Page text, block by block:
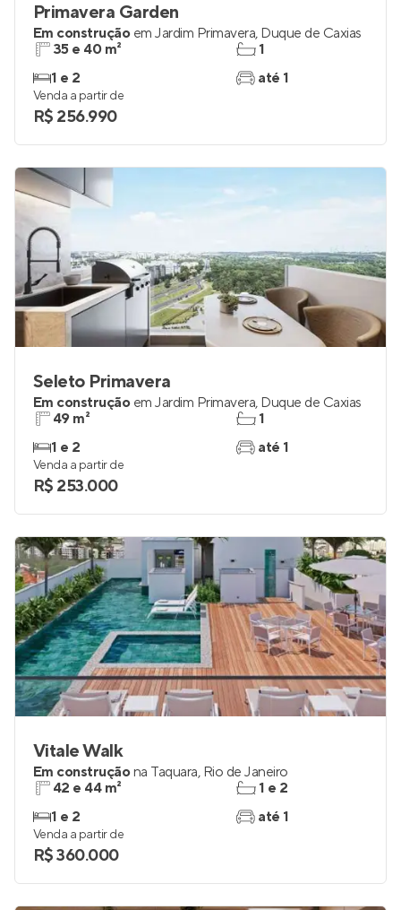
Primavera Garden
Em construção em Jardim Primavera, Duque de Caxias
35 e 40 m²
1 e 2
1
até 1
Venda a partir de
R$ 256.990
Seleto Primavera
Em construção em Jardim Primavera, Duque de Caxias
49 m²
1 e 2
1
até 1
Venda a partir de
R$ 253.000
Vitale Walk
Em construçãona Taquara, Rio de Janeiro
42 e 44 m²
1 e 2
1 e 2
até 1
Venda a partir de
R$ 360.000